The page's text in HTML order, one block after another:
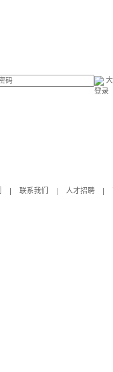
登录
联系我们 人才招聘